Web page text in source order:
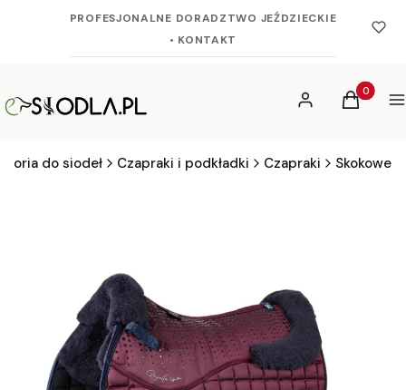
PROFESJONALNE DORADZTWO JEŹDZIECKIE
• KONTAKT
Zaloguj sięProdukty
Koszyk
do siodeł Czapraki i podkładki Czapraki Skokowe